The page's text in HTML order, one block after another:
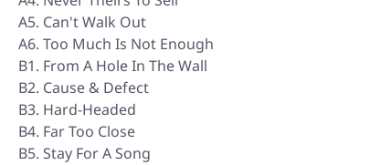
A5. Can't Walk Out
A6. Too Much Is Not Enough
B1. From A Hole In The Wall
B2. Cause & Defect
B3. Hard-Headed
B4. Far Too Close
B5. Stay For A Song